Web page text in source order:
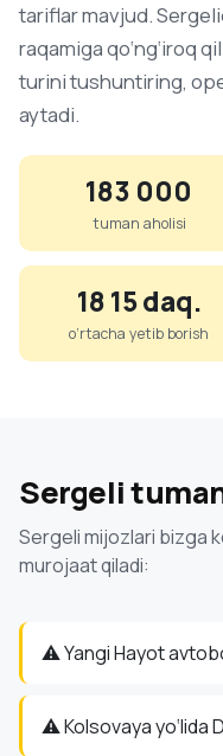
tariflar mavjud.
raqamiga qo‘ng‘iroq
turini tushuntiring,
aytadi.
183 000
tuman aholisi
18 15 daq.
o‘rtacha yetib borish
Sergeli
Sergeli mijozlari bizga
murojaat qiladi:
⚠️ Yangi Hayot
⚠️ Kolsovaya yo‘lida